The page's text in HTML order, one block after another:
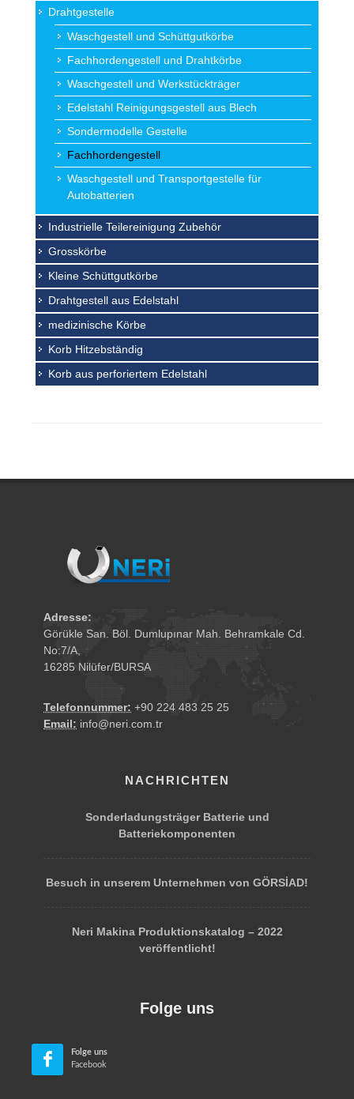
Drahtgestelle
Waschgestell und Schüttgutkörbe
Fachhordengestell und Drahtkörbe
Waschgestell und Werkstückträger
Edelstahl Reinigungsgestell aus Blech
Sondermodelle Gestelle
Fachhordengestell
Waschgestell und Transportgestelle für
Autobatterien
Industrielle Teilereinigung Zubehör
Grosskörbe
Kleine Schüttgutkörbe
Drahtgestell aus Edelstahl
medizinische Körbe
Korb Hitzebständig
Korb aus perforiertem Edelstahl
Adresse:
Görükle San. Böl. Dumlupınar Mah. Behramkale Cd.
No:7/A,
16285 Nilüfer/BURSA
Telefonnummer: +90 224 483 25 25
Email: info@neri.com.tr
NACHRICHTEN
Sonderladungsträger Batterie und
Batteriekomponenten
Besuch in unserem Unternehmen von GÖRSİAD!
Neri Makina Produktionskatalog – 2022
veröffentlicht!
Folge uns
Folge uns
Facebook